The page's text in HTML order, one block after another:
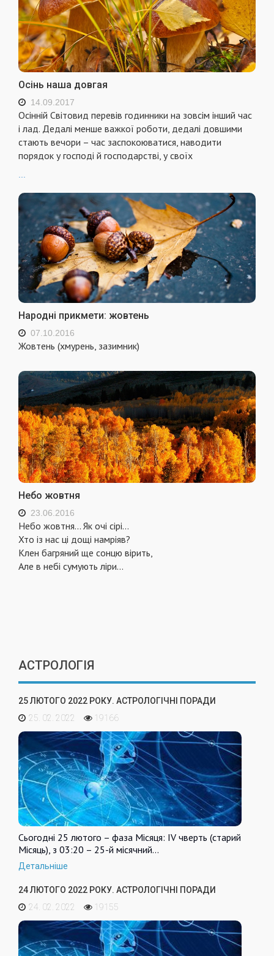
Осінь наша довгая
14.09.2017
Осінній Світовид перевів годинники на зовсім інший час
і лад. Дедалі менше важкої роботи, дедалі довшими
стають вечори – час заспокоюватися, наводити
порядок у господі й господарстві, у своїх
Народні прикмети: жовтень
07.10.2016
Жовтень (хмурень, зазимник)
Небо жовтня
23.06.2016
Небо жовтня... Як очі сірі...
Хто із нас ці дощі намріяв?
Клен багряний ще сонцю вірить,
Але в небі сумують ліри...
АСТРОЛОГІЯ
25 ЛЮТОГО 2022 РОКУ. АСТРОЛОГІЧНІ ПОРАДИ
25. 02. 2022
19166
Сьогодні 25 лютого – фаза Місяця: IV чверть (старий
Місяць), з 03:20 – 25-й місячний…
Детальніше
24 ЛЮТОГО 2022 РОКУ. АСТРОЛОГІЧНІ ПОРАДИ
24. 02. 2022
19155